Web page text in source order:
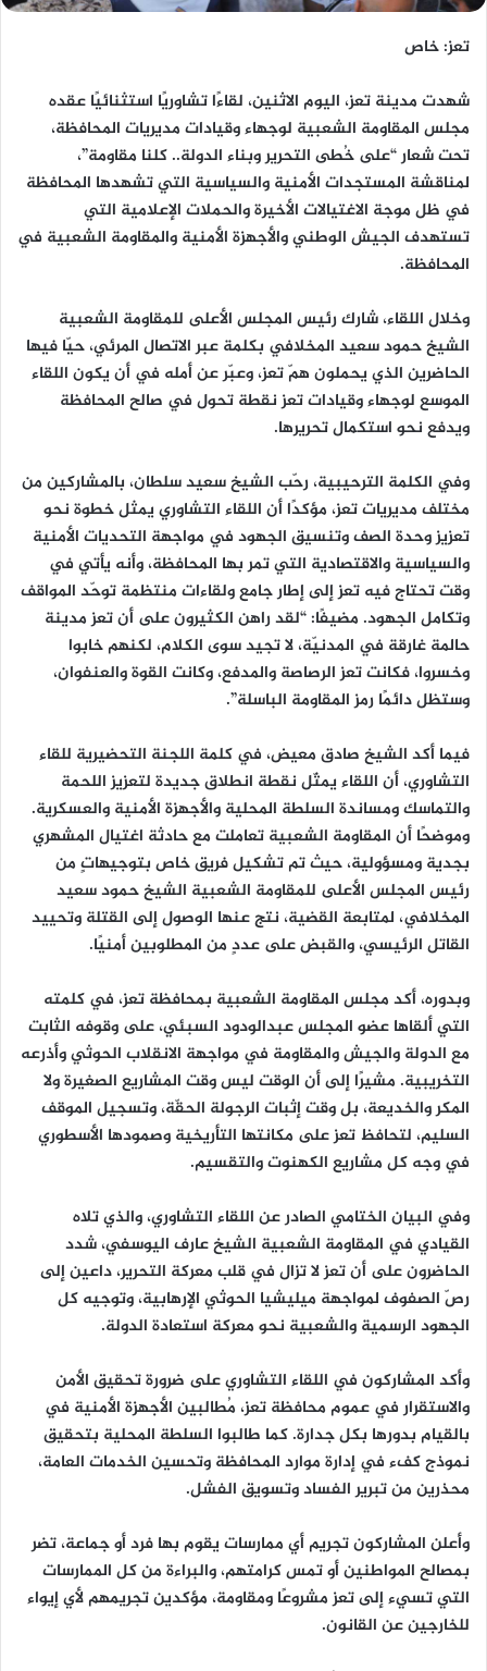
تعز: خاص
شهدت مدينة تعز، اليوم الاثنين، لقاءًا تشاوريًا استثنائيًا عقده
مجلس المقاومة الشعبية لوجهاء وقيادات مديريات المحافظة،
تحت شعار “على خُطى التحرير وبناء الدولة.. كلنا مقاومة”،
لمناقشة المستجدات الأمنية والسياسية التي تشهدها المحافظة
في ظل موجة الاغتيالات الأخيرة والحملات الإعلامية التي
تستهدف الجيش الوطني والأجهزة الأمنية والمقاومة الشعبية في
المحافظة.
وخلال اللقاء، شارك رئيس المجلس الأعلى للمقاومة الشعبية
الشيخ حمود سعيد المخلافي بكلمة عبر الاتصال المرئي، حيّا فيها
الحاضرين الذي يحملون همّ تعز، وعبّر عن أمله في أن يكون اللقاء
الموسع لوجهاء وقيادات تعز نقطة تحول في صالح المحافظة
ويدفع نحو استكمال تحريرها.
وفي الكلمة الترحيبية، رحّب الشيخ سعيد سلطان، بالمشاركين من
مختلف مديريات تعز، مؤكدًا أن اللقاء التشاوري يمثل خطوة نحو
تعزيز وحدة الصف وتنسيق الجهود في مواجهة التحديات الأمنية
والسياسية والاقتصادية التي تمر بها المحافظة، وأنه يأتي في
وقت تحتاج فيه تعز إلى إطار جامع ولقاءات منتظمة توحّد المواقف
وتكامل الجهود. مضيفًا: “لقد راهن الكثيرون على أن تعز مدينة
حالمة غارقة في المدنيّة، لا تجيد سوى الكلام، لكنهم خابوا
وخسروا، فكانت تعز الرصاصة والمدفع، وكانت القوة والعنفوان،
وستظل دائمًا رمز المقاومة الباسلة”.
فيما أكد الشيخ صادق معيض، في كلمة اللجنة التحضيرية للقاء
التشاوري، أن اللقاء يمثّل نقطة انطلاق جديدة لتعزيز اللحمة
والتماسك ومساندة السلطة المحلية والأجهزة الأمنية والعسكرية.
وموضحًا أن المقاومة الشعبية تعاملت مع حادثة اغتيال المشهري
بجدية ومسؤولية، حيث تم تشكيل فريق خاص بتوجيهاتٍ من
رئيس المجلس الأعلى للمقاومة الشعبية الشيخ حمود سعيد
المخلافي، لمتابعة القضية، نتج عنها الوصول إلى القتلة وتحييد
القاتل الرئيسي، والقبض على عددٍ من المطلوبين أمنيًا.
وبدوره، أكد مجلس المقاومة الشعبية بمحافظة تعز، في كلمته
التي ألقاها عضو المجلس عبدالودود السبئي، على وقوفه الثابت
مع الدولة والجيش والمقاومة في مواجهة الانقلاب الحوثي وأذرعه
التخريبية. مشيرًا إلى أن الوقت ليس وقت المشاريع الصغيرة ولا
المكر والخديعة، بل وقت إثبات الرجولة الحقّة، وتسجيل الموقف
السليم، لتحافظ تعز على مكانتها التأريخية وصمودها الأسطوري
في وجه كل مشاريع الكهنوت والتقسيم.
وفي البيان الختامي الصادر عن اللقاء التشاوري، والذي تلاه
القيادي في المقاومة الشعبية الشيخ عارف اليوسفي، شدد
الحاضرون على أن تعز لا تزال في قلب معركة التحرير، داعين إلى
رصّ الصفوف لمواجهة ميليشيا الحوثي الإرهابية، وتوجيه كل
الجهود الرسمية والشعبية نحو معركة استعادة الدولة.
وأكد المشاركون في اللقاء التشاوري على ضرورة تحقيق الأمن
والاستقرار في عموم محافظة تعز، مُطالبين الأجهزة الأمنية في
بالقيام بدورها بكل جدارة. كما طالبوا السلطة المحلية بتحقيق
نموذج كفء في إدارة موارد المحافظة وتحسين الخدمات العامة،
محذرين من تبرير الفساد وتسويق الفشل.
وأعلن المشاركون تجريم أي ممارسات يقوم بها فرد أو جماعة، تضر
بمصالح المواطنين أو تمس كرامتهم، والبراءة من كل الممارسات
التي تسيء إلى تعز مشروعًا ومقاومة، مؤكدين تجريمهم لأي إيواء
للخارجين عن القانون.